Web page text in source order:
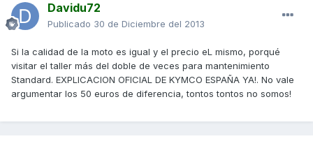
Davidu72
Publicado 30 de Diciembre del 2013
Si la calidad de la moto es igual y el precio eL mismo, porqué
visitar el taller más del doble de veces para mantenimiento
Standard. EXPLICACION OFICIAL DE KYMCO ESPAÑA YA!. No vale
argumentar los 50 euros de diferencia, tontos tontos no somos!